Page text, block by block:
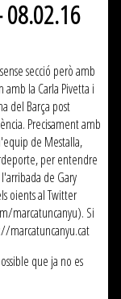
08.02.16
secció però amb
la Carla Pivetta i
del Barça post
Precisament amb
de Mestalla,
per entendre
de Gary
oients al Twitter
marcatuncanyu). Si
marcatuncanyu.cat
que ja no es